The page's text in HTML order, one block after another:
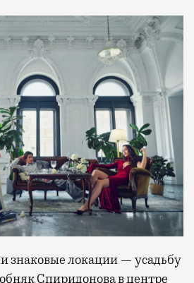
знаковые локации — усадьбу
Спиридонова в центре